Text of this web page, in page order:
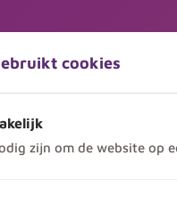
cookies
zijn om de website op